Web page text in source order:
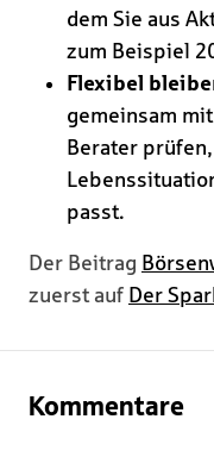
dem Sie aus
zum Beispiel
Flexibel
gemeinsam
Berater
passt.
Der Beitrag
zuerst auf Der
Kommentare